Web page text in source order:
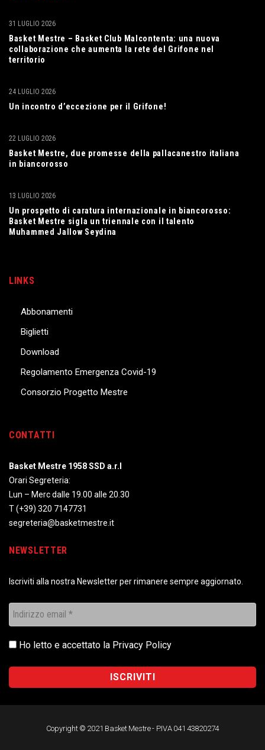
Basket Mestre – Basket Club Malcontenta: una nuova
collaborazione che aumenta la rete del Grifone nel
territorio
31 LUGLIO 2026
Un incontro d’eccezione per il Grifone!
24 LUGLIO 2026
Basket Mestre, due promesse della pallacanestro italiana
in biancorosso
22 LUGLIO 2026
Un prospetto di caratura internazionale in biancorosso:
Basket Mestre sigla un triennale con il talento
Muhammed Jallow Seydina
13 LUGLIO 2026
LINKS
Abbonamenti
Biglietti
Download
Regolamento Emergenza Covid-19
Consorzio Progetto Mestre
CONTATTI
Basket Mestre 1958 SSD a.r.l
Orari Segreteria:
Lun – Merc dalle 19.00 alle 20.30
T(+39) 320 7147731
segreteria@basketmestre.it
NEWSLETTER
Iscriviti alla nostra Newsletter per rimanere sempre aggiornato.
Ho letto e accettato la Privacy Policy
Copyright © 2021 Basket Mestre - P.IVA 041 43820274